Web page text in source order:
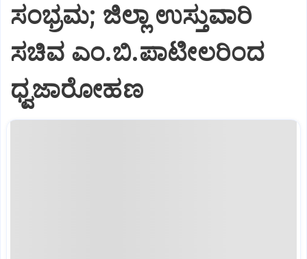
ಸಂಭ್ರಮ; ಜಿಲ್ಲಾ ಉಸ್ತುವಾರಿ
ಸಚಿವ ಎಂ.ಬಿ.ಪಾಟೀಲರಿಂದ
ಧ್ವಜಾರೋಹಣ